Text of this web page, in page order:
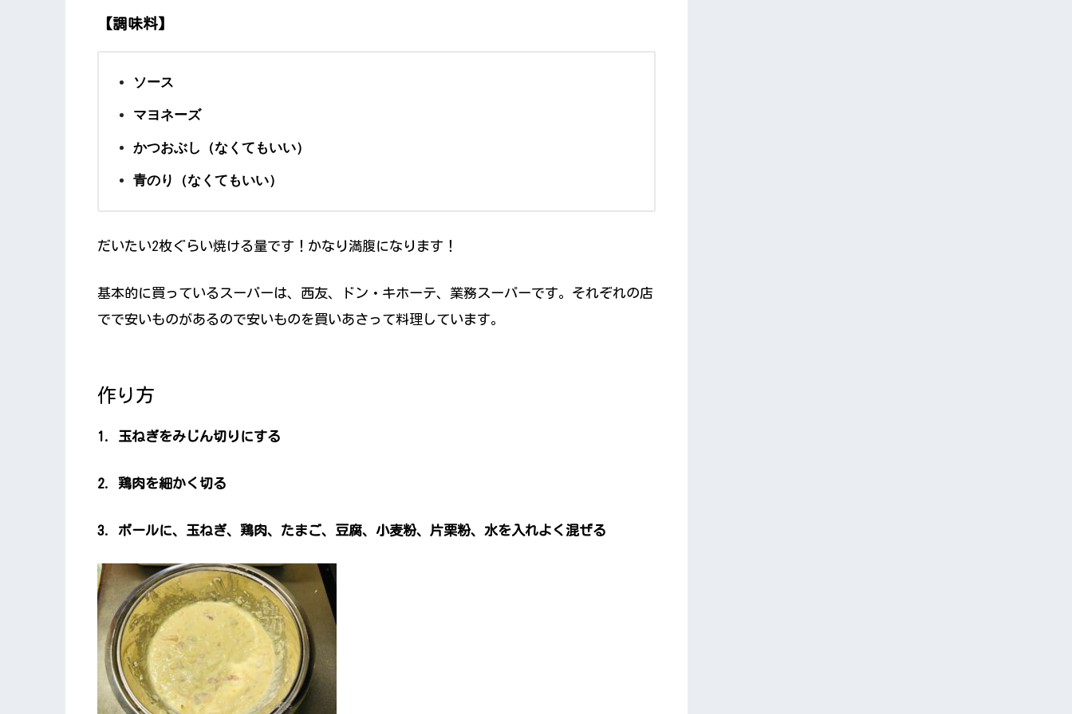
【調味料】
ソース
マヨネーズ
かつおぶし（なくてもいい）
青のり（なくてもいい）
だいたい2枚ぐらい焼ける量です！かなり満腹になります！
基本的に買っているスーパーは、西友、ドン・キホーテ、業務スーパーです。それぞれの店
でで安いものがあるので安いものを買いあさって料理しています。
作り方
1. 玉ねぎをみじん切りにする
2. 鶏肉を細かく切る
3. ボールに、玉ねぎ、鶏肉、たまご、豆腐、小麦粉、片栗粉、水を入れよく混ぜる